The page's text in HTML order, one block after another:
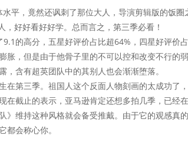
平，竟然还讽刺了那位大人，导演剪辑版的饭圈
好好看好好学。总而言之，第三季必看！
的高分，五星好评价占比超64%，四星好评价占
，但是由于他骨子里的不可以控和改变不行的
含有超英团队中的其别人也会渐渐堕落。
在第三季。祖国人这个反面人物刻画的太成功了
在截止的表示，亚马逊肯定还想多拍几季，已经
》维持这种风格就会备受推戴。由于它的观感真
都会称心你。